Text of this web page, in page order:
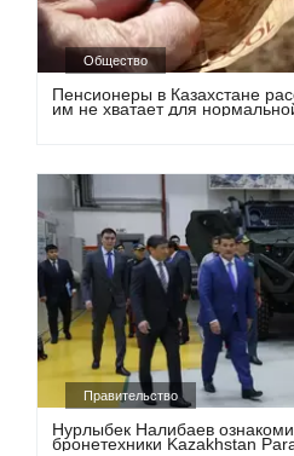
Общество
Пенсионеры в Казахстане
им не хватает для
Правительство
Нурлыбек Налибаев
бронетехники Kazakhstan